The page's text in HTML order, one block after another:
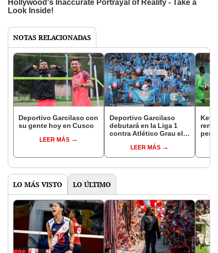
NOTAS RELACIONADAS
Deportivo Garcilaso con
su gente hoy en Cusco
LEER MÁS
Deportivo Garcilaso
debutará en la Liga 1
contra Atlético Grau el
LEER MÁS
LO MÁS VISTO LO ÚLTIMO